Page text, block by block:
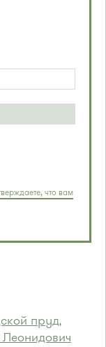
что вам
пруд,